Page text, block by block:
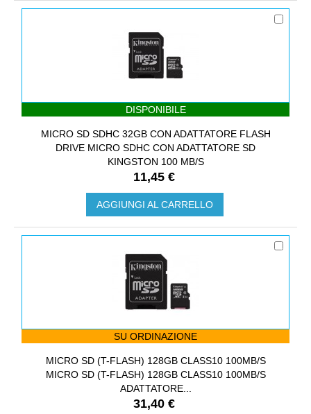
DISPONIBILE
MICRO SD SDHC 32GB CON ADATTATORE FLASH
DRIVE MICRO SDHC CON ADATTATORE SD
KINGSTON 100 MB/S
11,45 €
AGGIUNGI AL CARRELLO
SU ORDINAZIONE
MICRO SD (T-FLASH) 128GB CLASS10 100MB/S
MICRO SD (T-FLASH) 128GB CLASS10 100MB/S
ADATTATORE...
31,40 €